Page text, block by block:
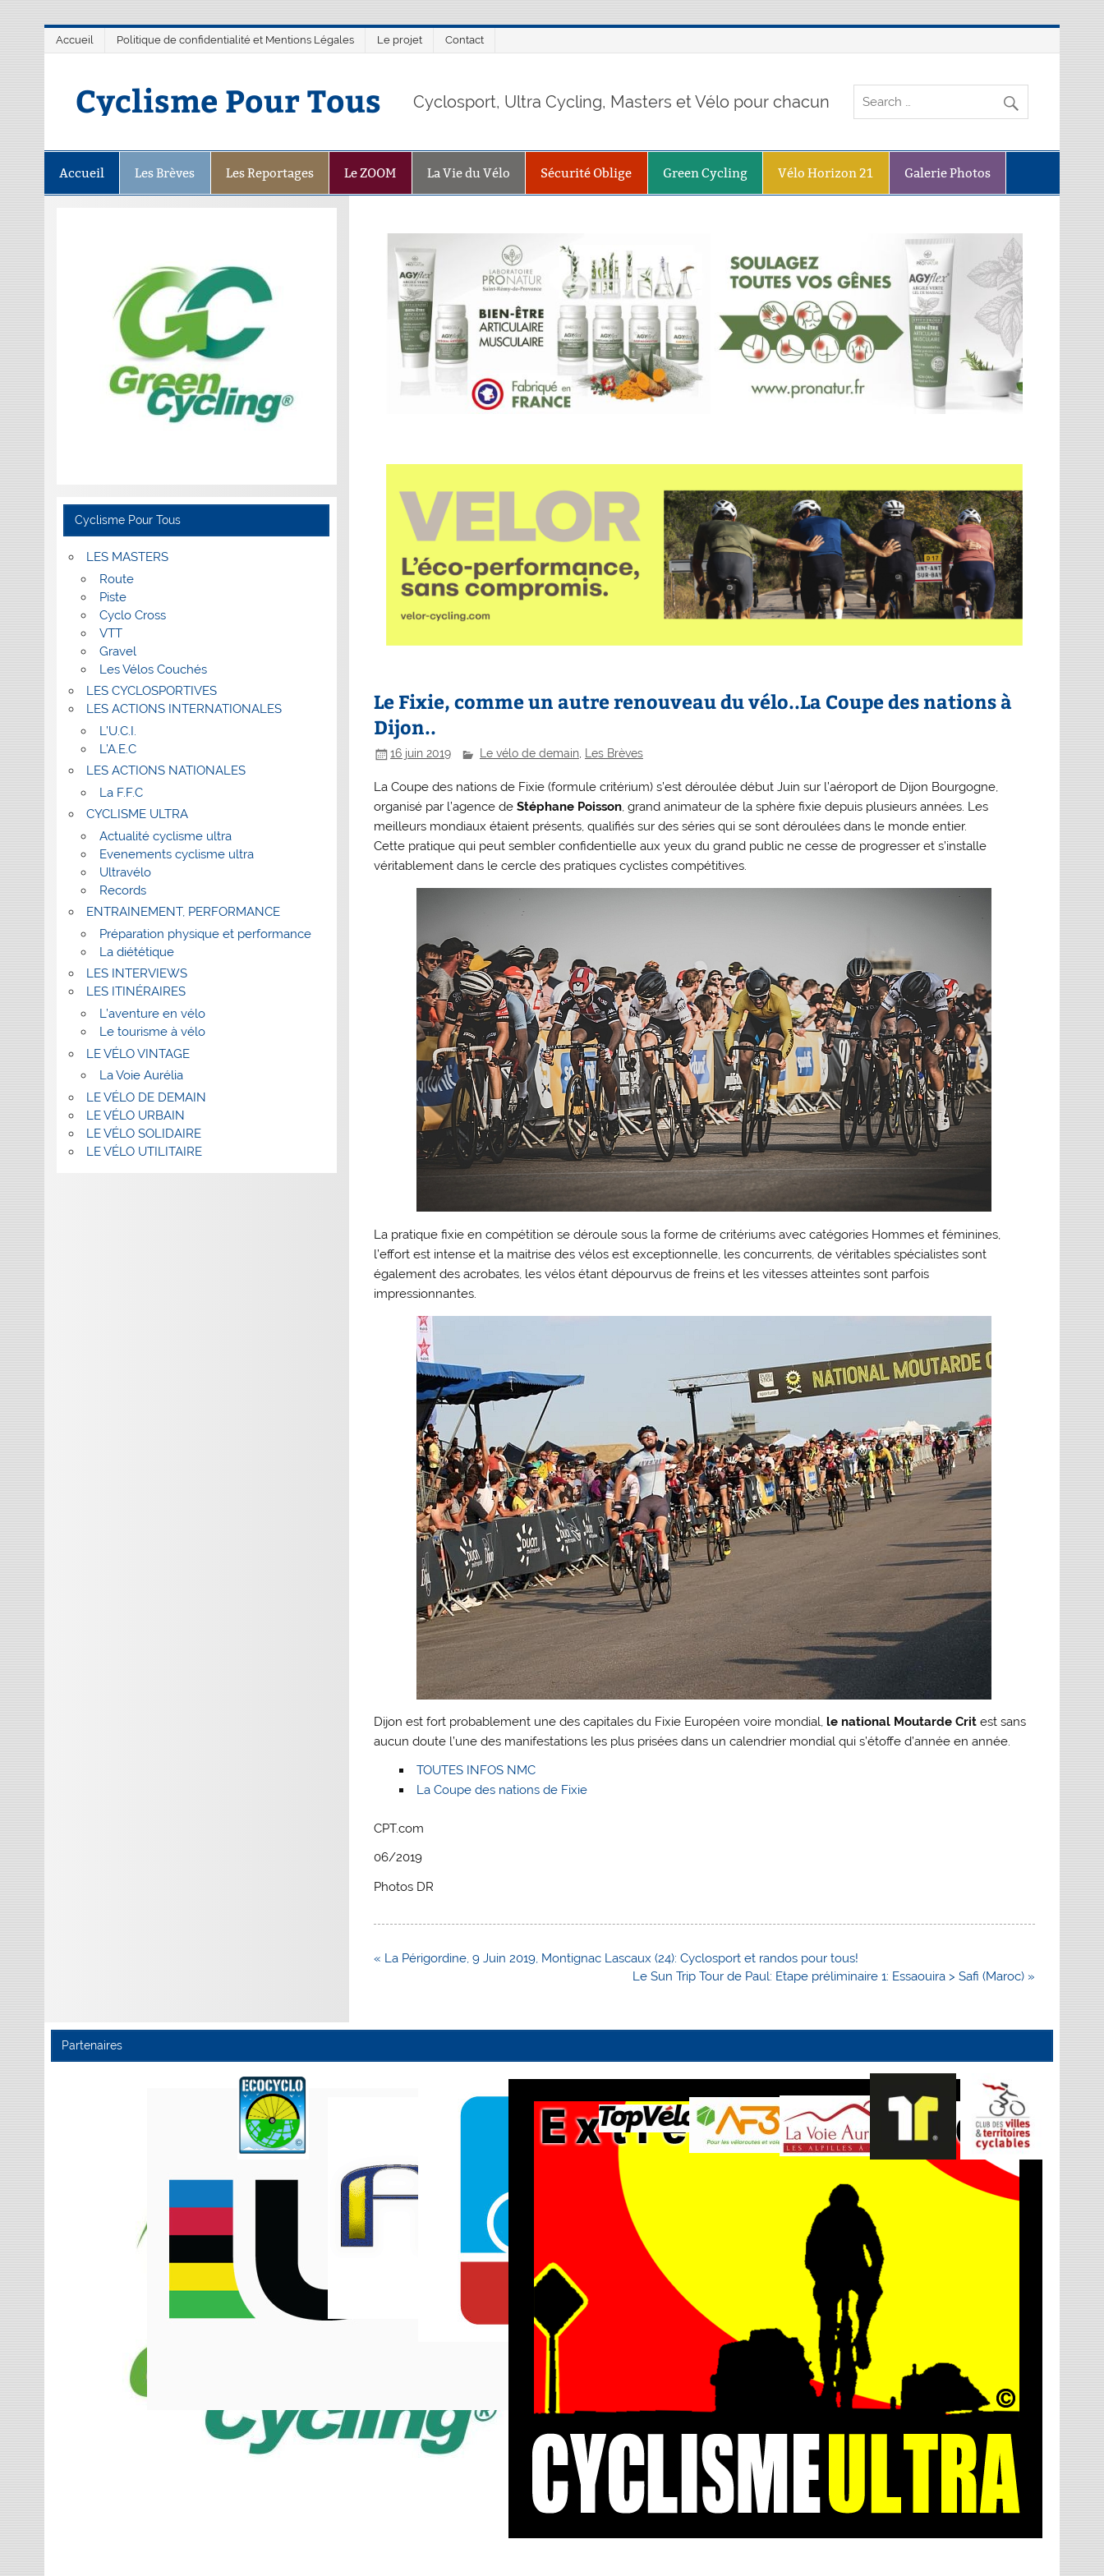
Accueil Politique de confidentialité et Mentions Légales Le projet Contact
Cyclisme Pour Tous Cyclosport, Ultra Cycling, Masters et Vélo pour chacun
Accueil Les Brèves Les Reportages Le ZOOM La Vie du Vélo Sécurité Oblige Green Cycling Vélo Horizon 21 Galerie Photos
Le Fixie, comme un autre renouveau du vélo..La Coupe des nations à
Dijon..
16 juin 2019 Le vélo de demain, Les Brèves
La Coupe des nations de Fixie (formule critérium) s’est déroulée début Juin sur l’aéroport de Dijon Bourgogne,
organisé par l’agence deStéphane Poisson, grand animateur de la sphère fixie depuis plusieurs années. Les
meilleurs mondiaux étaient présents, qualifiés sur des séries qui se sont déroulées dans le monde entier.
Cette pratique qui peut sembler confidentielle aux yeux du grand public ne cesse de progresser et s’installe
véritablement dans le cercle des pratiques cyclistes compétitives.
La pratique fixie en compétition se déroule sous la forme de critériums avec catégories Hommes et féminines,
l’effort est intense et la maitrise des vélos est exceptionnelle, les concurrents, de véritables spécialistes sont
également des acrobates, les vélos étant dépourvus de freins et les vitesses atteintes sont parfois
impressionnantes.
Dijon est fort probablement une des capitales du Fixie Européen voire mondial, le national Moutarde Crit est sans
aucun doute l’une des manifestations les plus prisées dans un calendrier mondial qui s’étoffe d’année en année.
TOUTES INFOS NMC
La Coupe des nations de Fixie
CPT.com
06/2019
Photos DR
Navigation
« La Périgordine, 9 Juin 2019, Montignac Lascaux (24): Cyclosport et randos pour tous!
Le Sun Trip Tour de Paul: Etape préliminaire 1: Essaouira > Safi (Maroc) »
Cyclisme Pour Tous
LES MASTERS
Route
Piste
Cyclo Cross
VTT
Gravel
Les Vélos Couchés
LES CYCLOSPORTIVES
LES ACTIONS INTERNATIONALES
L’U.C.I.
L’A.E.C
LES ACTIONS NATIONALES
La F.F.C
CYCLISME ULTRA
Actualité cyclisme ultra
Evenements cyclisme ultra
Ultravélo
Records
ENTRAINEMENT, PERFORMANCE
Préparation physique et performance
La diététique
LES INTERVIEWS
LES ITINÉRAIRES
L’aventure en vélo
Le tourisme à vélo
LE VÉLO VINTAGE
La Voie Aurélia
LE VÉLO DE DEMAIN
LE VÉLO URBAIN
LE VÉLO SOLIDAIRE
LE VÉLO UTILITAIRE
Partenaires